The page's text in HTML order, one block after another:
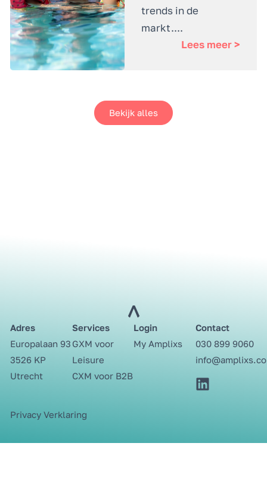
trends in de
markt....
Lees meer >
Bekijk alles
Adres
Europalaan 93
3526 KP
Utrecht
Services
GXM voor
Leisure
CXM voor B2B
Login
My Amplixs
Contact
030 899 9060⁩
Privacy Verklaring